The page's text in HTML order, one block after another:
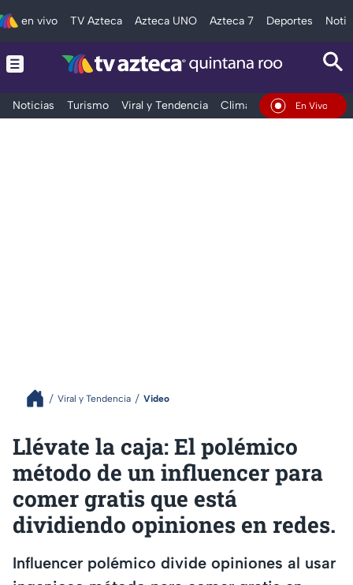
en vivo TV Azteca Azteca UNO Azteca 7 Deportes
Noticias Turismo Viral y Tendencia Clima TráficoEn Vivo
Viral y Tendencia Video
Llévate la caja: El polémico
método de un influencer para
comer gratis que está
dividiendo opiniones en redes.
Influencer polémico divide opiniones al usar